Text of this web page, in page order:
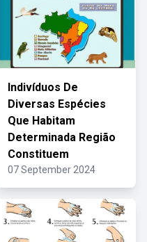
Indivíduos De
Diversas Espécies
Que Habitam
Determinada Região
Constituem
07 September 2024